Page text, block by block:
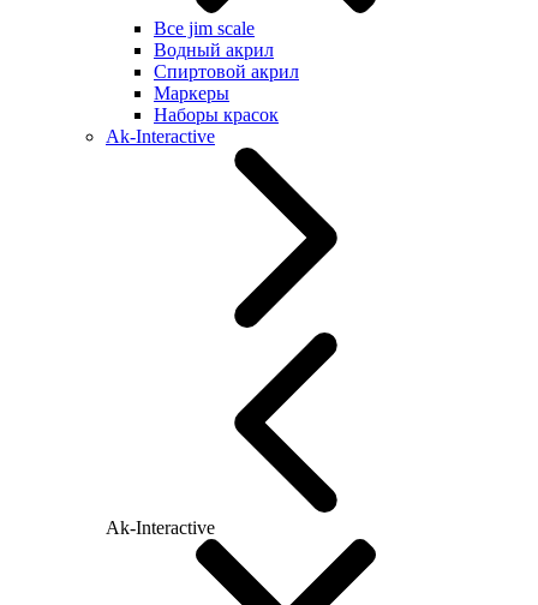
Все jim scale
Водный акрил
Спиртовой акрил
Маркеры
Наборы красок
Ak-Interactive
Ak-Interactive